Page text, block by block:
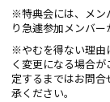
※特典会には、メン
り急遽参加メンバー
※やむを得ない理由
く変更になる場合
定するまではお問
承ください。